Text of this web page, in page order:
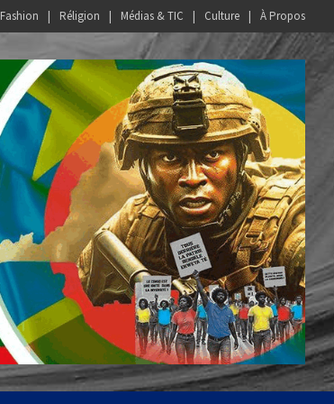
Fashion Réligion Médias & TIC Culture À Propos